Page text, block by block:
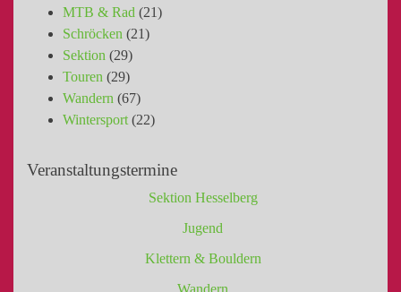
MTB & Rad (21)
Schröcken (21)
Sektion (29)
Touren (29)
Wandern (67)
Wintersport (22)
Veranstaltungstermine
Sektion Hesselberg
Jugend
Klettern & Bouldern
Wandern